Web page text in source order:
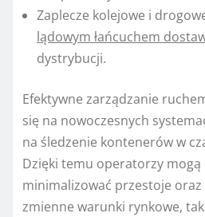
Zaplecze kolejowe i
lądowym łańcuchem
dystrybucji.
Efektywne zarządzanie
się na nowoczesnych
na śledzenie kontenerów w
Dzięki temu operatorzy
minimalizować przestoje oraz
zmienne warunki rynkowe,